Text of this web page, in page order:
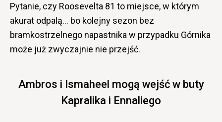
Pytanie, czy Roosevelta 81 to miejsce, w którym
akurat odpalą… bo kolejny sezon bez
bramkostrzelnego napastnika w przypadku Górnika
może już zwyczajnie nie przejść.
Ambros i Ismaheel mogą wejść w buty
Kapralika i Ennaliego